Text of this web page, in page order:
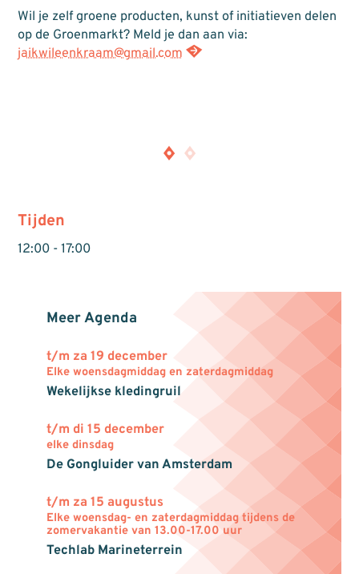
Wil je zelf groene producten, kunst of initiatieven delen
op de Groenmarkt? Meld je dan aan via:
jaikwileenkraam@gmail.com
Tijden
12:00 - 17:00
Meer Agenda
t/m za 19 december
Elke woensdagmiddag en zaterdagmiddag
Wekelijkse kledingruil
t/m di 15 december
elke dinsdag
De Gongluider van Amsterdam
t/m za 15 augustus
Elke woensdag- en zaterdagmiddag tijdens de
zomervakantie van 13.00-17.00 uur
Techlab Marineterrein